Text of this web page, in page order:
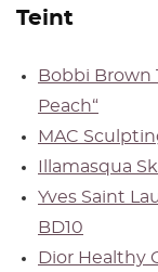
Teint
Bobbi Brown
Peach“
MAC
Illamasqua
Yves Saint
BD10
Dior Healthy